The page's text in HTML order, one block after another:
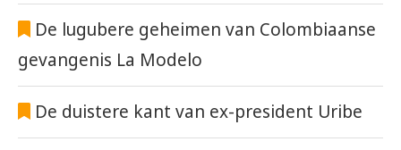
De lugubere geheimen van Colombiaanse
gevangenis La Modelo
De duistere kant van ex-president Uribe